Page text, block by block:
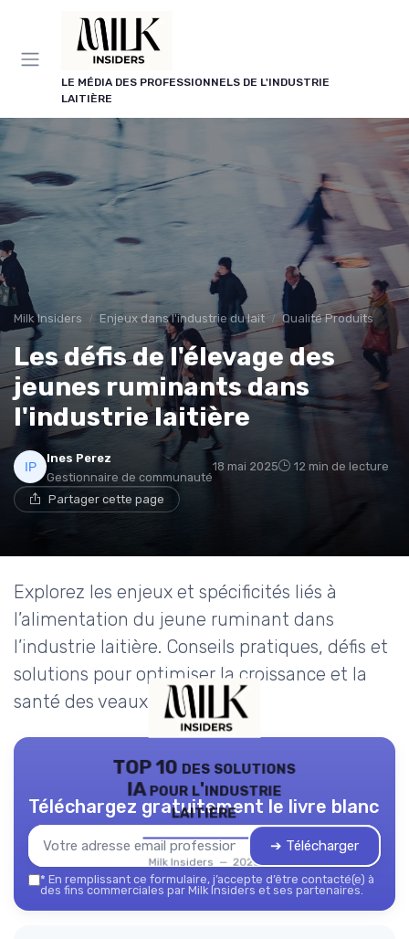
LE MÉDIA DES PROFESSIONNELS DE L'INDUSTRIE
LAITIÈRE
Milk Insiders Enjeux dans l'industrie du lait Qualité Produits
Les défis de l'élevage des
jeunes ruminants dans
l'industrie laitière
Ines Perez
Gestionnaire de communauté
18 mai 2025 12 min de lecture
Partager cette page
Explorez les enjeux et spécificités liés à
l’alimentation du jeune ruminant dans
l’industrie laitière. Conseils pratiques, défis et
solutions pour optimiser la croissance et la
santé des veaux et agneaux.
TOP 10 des solutions
IA pour l'industrie
laitière
Milk Insiders — 2026
Téléchargez gratuitement le livre blanc
➔ Télécharger
* En remplissant ce formulaire, j’accepte d’être contacté(e) à
des fins commerciales par Milk Insiders et ses partenaires.